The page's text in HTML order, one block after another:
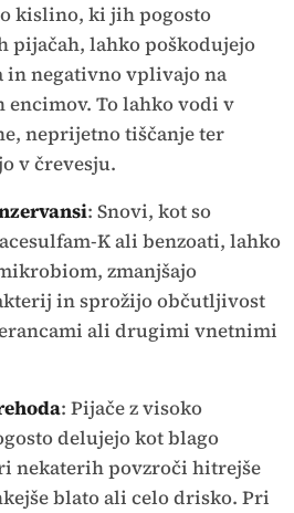
kislino, ki jih pogosto
pijačah, lahko poškodujejo
in negativno vplivajo na
To lahko vodi v
neprijetno tiščanje ter
v črevesju.
: Snovi, kot so
K ali benzoati, lahko
zmanjšajo
in sprožijo občutljivost
ali drugimi vnetnimi
: Pijače z visoko
delujejo kot blago
nekaterih povzroči hitrejše
blato ali celo drisko. Pri